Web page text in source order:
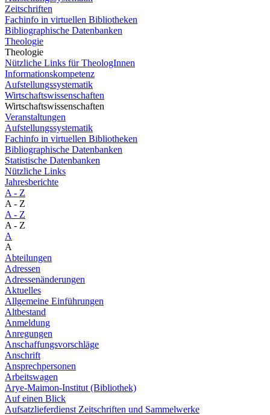
Zeitschriften
Fachinfo in virtuellen Bibliotheken
Bibliographische Datenbanken
Theologie
Theologie
Nützliche Links für TheologInnen
Informationskompetenz
Aufstellungssystematik
Wirtschaftswissenschaften
Wirtschaftswissenschaften
Veranstaltungen
Aufstellungssystematik
Fachinfo in virtuellen Bibliotheken
Bibliographische Datenbanken
Statistische Datenbanken
Nützliche Links
Jahresberichte
A - Z
A - Z
A - Z
A - Z
A
A
Abteilungen
Adressen
Adressenänderungen
Aktuelles
Allgemeine Einführungen
Altbestand
Anmeldung
Anregungen
Anschaffungsvorschläge
Anschrift
Ansprechpersonen
Arbeitswagen
Arye-Maimon-Institut (Bibliothek)
Auf einen Blick
Aufsatzlieferdienst Zeitschriften und Sammelwerke